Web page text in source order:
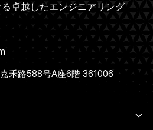
卓越したエンジニアリング
禾路588号A座6階 361006